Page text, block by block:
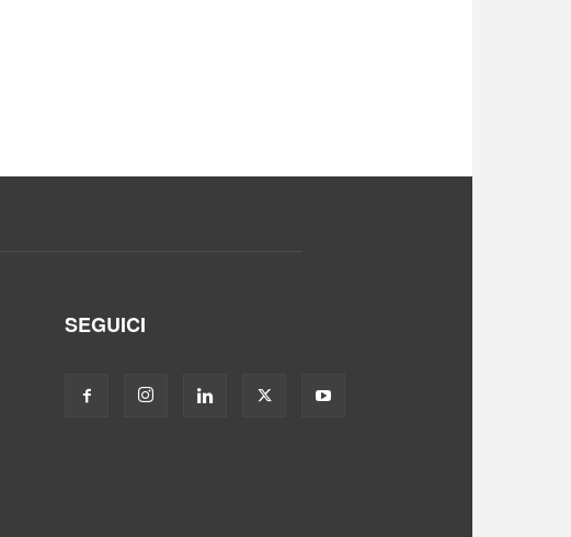
SEGUICI